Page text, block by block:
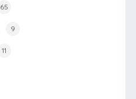
65
9
11